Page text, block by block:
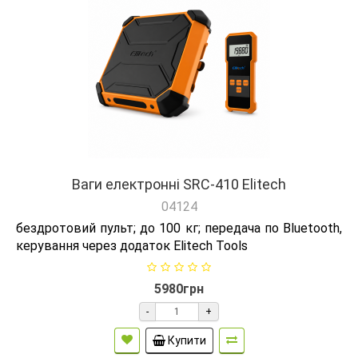
Ваги електронні SRC-410 Elitech
04124
бездротовий пульт; до 100 кг; передача по Bluetooth,
керування через додаток Elitech Tools
5980грн
- +
Купити